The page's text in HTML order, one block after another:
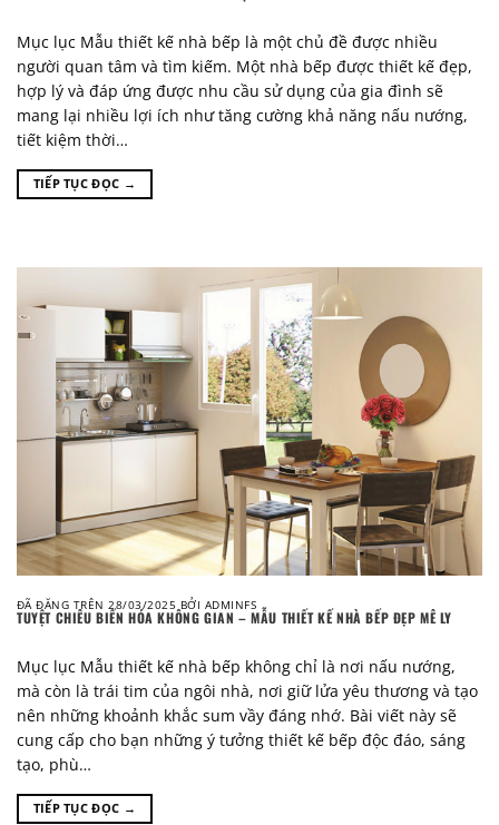
Mục lục Mẫu thiết kế nhà bếp là một chủ đề được nhiều
người quan tâm và tìm kiếm. Một nhà bếp được thiết kế đẹp,
hợp lý và đáp ứng được nhu cầu sử dụng của gia đình sẽ
mang lại nhiều lợi ích như tăng cường khả năng nấu nướng,
tiết kiệm thời…
TIẾP TỤC ĐỌC →
ĐÃ ĐĂNG TRÊN28/03/2025 BỞI ADMINFS
TUYỆT CHIÊU BIẾN HÓA KHÔNG GIAN – MẪU THIẾT KẾ NHÀ BẾP ĐẸP MÊ LY
Mục lục Mẫu thiết kế nhà bếp không chỉ là nơi nấu nướng,
mà còn là trái tim của ngôi nhà, nơi giữ lửa yêu thương và tạo
nên những khoảnh khắc sum vầy đáng nhớ. Bài viết này sẽ
cung cấp cho bạn những ý tưởng thiết kế bếp độc đáo, sáng
tạo, phù…
TIẾP TỤC ĐỌC →